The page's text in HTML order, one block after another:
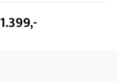
1.399,-